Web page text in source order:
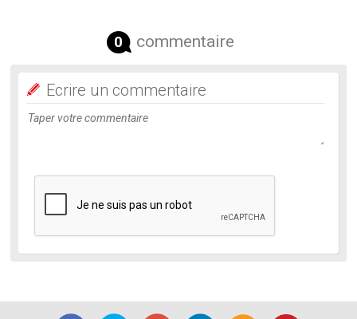
0 commentaire
Ecrire un commentaire